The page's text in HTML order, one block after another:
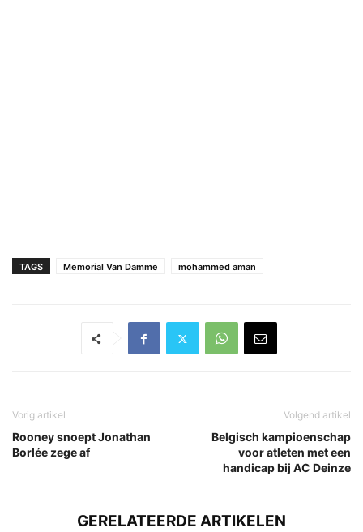
TAGS Memorial Van Damme mohammed aman
Vorig artikel
Rooney snoept Jonathan
Borlée zege af
Volgend artikel
Belgisch kampioenschap
voor atleten met een
handicap bij AC Deinze
GERELATEERDE ARTIKELEN